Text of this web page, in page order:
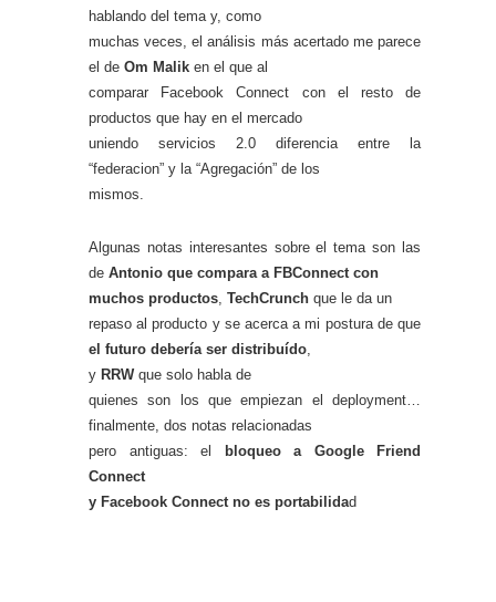
hablando del tema y, como
muchas veces, el análisis más acertado me parece
el de Om Malik en el que al
comparar Facebook Connect con el resto de
productos que hay en el mercado
uniendo servicios 2.0 diferencia entre la
“federacion” y la “Agregación” de los
mismos.
Algunas notas interesantes sobre el tema son las
de Antonio que compara a FBConnect con
muchos productos TechCrunch que le da un
repaso al producto y se acerca a mi postura de que
el futuro debería ser distribuído
y RRWque solo habla de
quienes son los que empiezan el deployment…
finalmente, dos notas relacionadas
pero antiguas: el
bloqueo a Google Friend
Connect
y Facebook Connect no es portabilidad